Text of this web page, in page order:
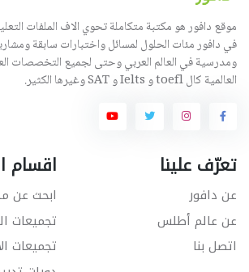
موقع دافور هو مكتبة متكاملة تحوي الاف الملفات
في دافور مئات الحلول لمسائل واختبارات سابقة
ومدرسية في العالم العربي وحتى لجميع التخصصات
العالمية كال toefl و Ielts و SAT وغيرها الكثير.
تعرّف علينا
عن دافور
عن عالم أطلس
اتصل بنا
اقسام
ابحث عن
تجميعات
تجميعات